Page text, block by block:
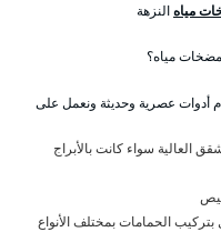
مياهالنزهة
مياه؟
أدوات عصرية وحديثة ونعمل على
العالية سواء كانت بالأبراج
الحمامات بمختلف الأنواع